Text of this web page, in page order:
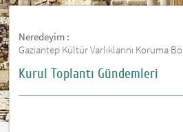
Neredeyim :
Gaziantep Kültür Varlıklarını Koruma
Kurul Toplantı Gündemleri